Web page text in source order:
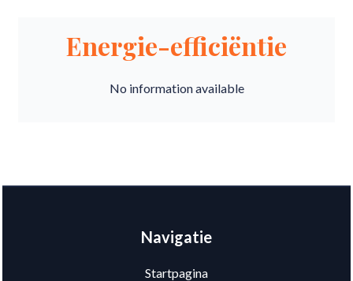
Energie-efficiëntie
No information available
Navigatie
Startpagina